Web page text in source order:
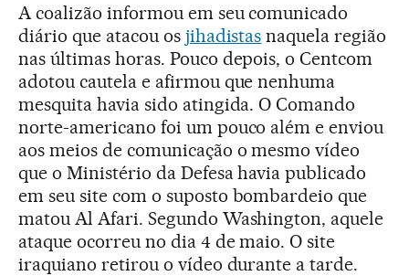
A coalizão informou em seu comunicado
diário que atacou os jihadistas naquela região
nas últimas horas. Pouco depois, o Centcom
adotou cautela e afirmou que nenhuma
mesquita havia sido atingida. O Comando
norte-americano foi um pouco além e enviou
aos meios de comunicação o mesmo vídeo
que o Ministério da Defesa havia publicado
em seu site com o suposto bombardeio que
matou Al Afari. Segundo Washington, aquele
ataque ocorreu no dia 4 de maio. O site
iraquiano retirou o vídeo durante a tarde.